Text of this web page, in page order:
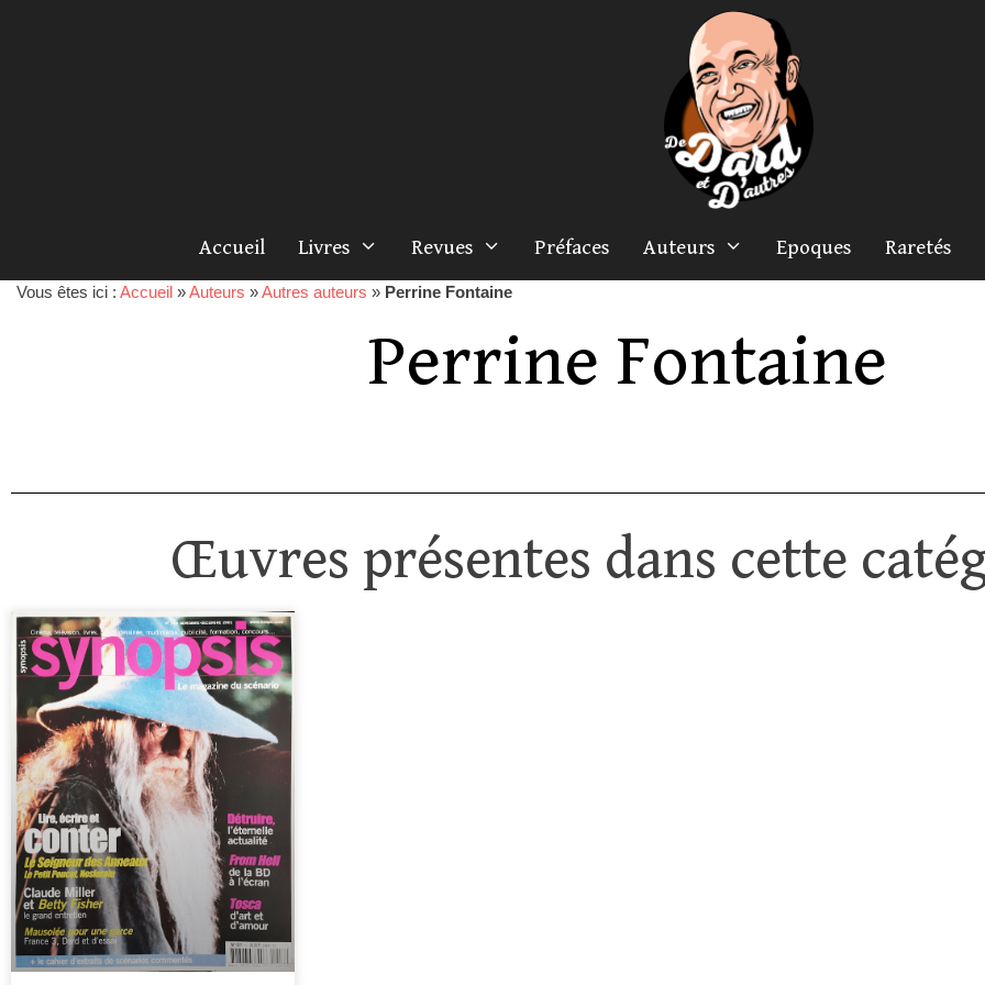
Accueil Livres Revues Préfaces Auteurs Epoques Raretés
Vous êtes ici : Accueil »Auteurs »Autres auteurs » Perrine Fontaine
Perrine Fontaine
Œuvres présentes dans cette